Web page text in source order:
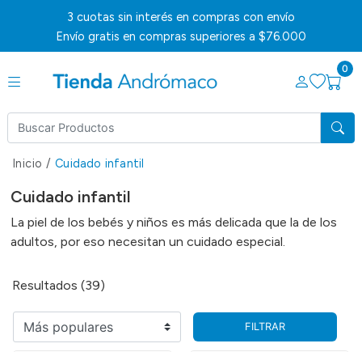
3 cuotas sin interés en compras con envío
Envío gratis en compras superiores a $76.000
0
Inicio /Cuidado infantil
Cuidado infantil
La piel de los bebés y niños es más delicada que la de los
adultos, por eso necesitan un cuidado especial.
Resultados (39)
FILTRAR